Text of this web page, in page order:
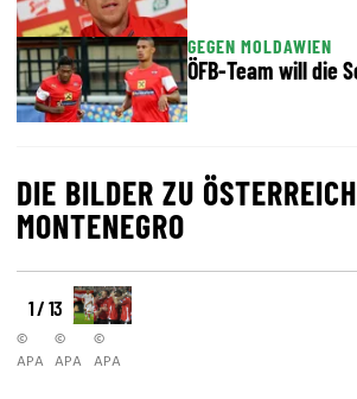
GEGEN MOLDAWIEN
ÖFB-Team will die
DIE BILDER ZU
MONTENEGRO
1 / 13
©
APA
©
APA
©
APA